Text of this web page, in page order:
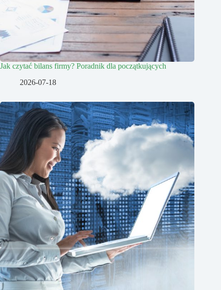
Jak czytać bilans firmy? Poradnik dla początkujących
2026-07-18